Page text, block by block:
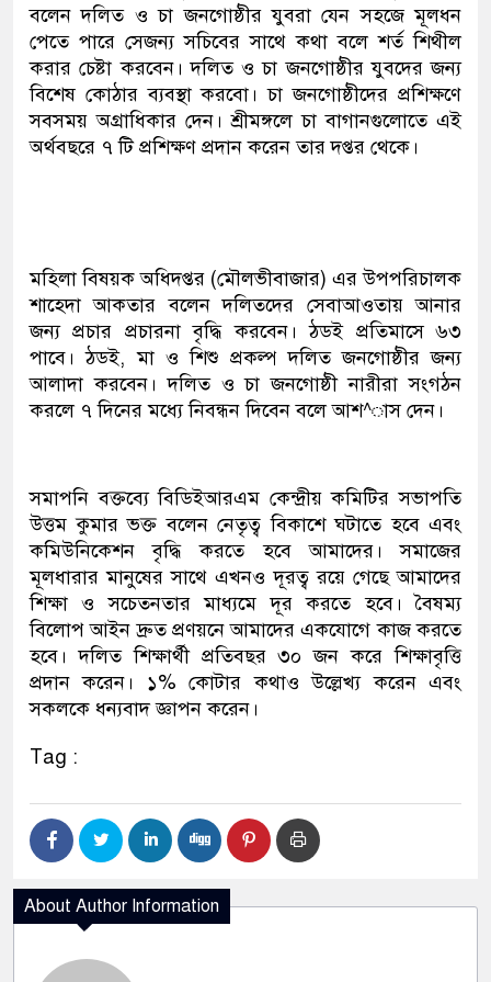
বলেন দলিত ও চা জনগোষ্ঠীর যুবরা যেন সহজে মূলধন
পেতে পারে সেজন্য সচিবের সাথে কথা বলে শর্ত শিথীল
করার চেষ্টা করবেন। দলিত ও চা জনগোষ্ঠীর যুবদের জন্য
বিশেষ কোঠার ব্যবস্থা করবো। চা জনগোষ্ঠীদের প্রশিক্ষণে
সবসময় অগ্রাধিকার দেন। শ্রীমঙ্গলে চা বাগানগুলোতে এই
অর্থবছরে ৭ টি প্রশিক্ষণ প্রদান করেন তার দপ্তর থেকে।
মহিলা বিষয়ক অধিদপ্তর (মৌলভীবাজার) এর উপপরিচালক
শাহেদা আকতার বলেন দলিতদের সেবাআওতায় আনার
জন্য প্রচার প্রচারনা বৃদ্ধি করবেন। ঠডই প্রতিমাসে ৬৩
পাবে। ঠডই, মা ও শিশু প্রকল্প দলিত জনগোষ্ঠীর জন্য
আলাদা করবেন। দলিত ও চা জনগোষ্ঠী নারীরা সংগঠন
করলে ৭ দিনের মধ্যে নিবন্ধন দিবেন বলে আশ^াস দেন।
সমাপনি বক্তব্যে বিডিইআরএম কেন্দ্রীয় কমিটির সভাপতি
উত্তম কুমার ভক্ত বলেন নেতৃত্ব বিকাশে ঘটাতে হবে এবং
কমিউনিকেশন বৃদ্ধি করতে হবে আমাদের। সমাজের
মূলধারার মানুষের সাথে এখনও দূরত্ব রয়ে গেছে আমাদের
শিক্ষা ও সচেতনতার মাধ্যমে দূর করতে হবে। বৈষম্য
বিলোপ আইন দ্রুত প্রণয়নে আমাদের একযোগে কাজ করতে
হবে। দলিত শিক্ষার্থী প্রতিবছর ৩০ জন করে শিক্ষাবৃত্তি
প্রদান করেন। ১% কোটার কথাও উল্লেখ্য করেন এবং
সকলকে ধন্যবাদ জ্ঞাপন করেন।
Tag :
About Author Information